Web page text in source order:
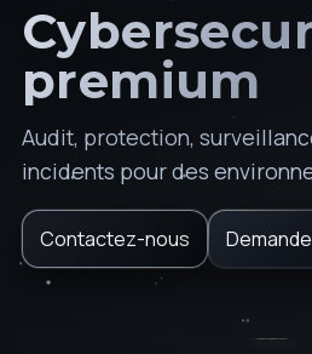
premium
Audit, protection,
incidents pour des
Contactez-nous